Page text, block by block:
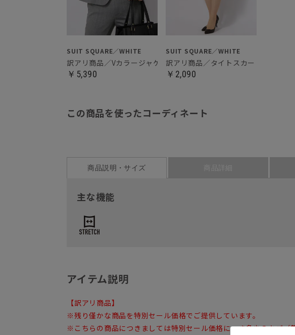
SUIT SQUARE／WHITE
訳アリ商品／Vカラージャケット
￥5,390
SUIT SQUARE／WHITE
訳アリ商品／タイトスカート
￥2,090
この商品を使ったコーディネート
商品説明・サイズ 商品詳細
主な機能
アイテム説明
【訳アリ商品】
※残り僅かな商品を特別セール価格でご提供しています。
※こちらの商品につきましては特別セール価格につき多少のキズ（